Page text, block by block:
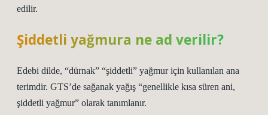
edilir.
Şiddetli yağmura ne ad verilir?
Edebi dilde, “dürnak” “şiddetli” yağmur için kullanılan ana
terimdir. GTS’de sağanak yağış “genellikle kısa süren ani,
şiddetli yağmur” olarak tanımlanır.